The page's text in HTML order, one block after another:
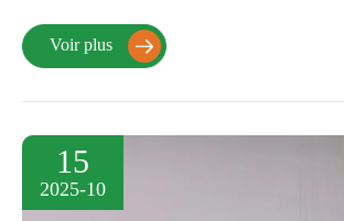
Voir plus 
15
2025-10